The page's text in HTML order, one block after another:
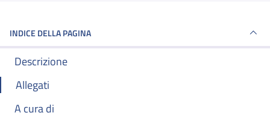
INDICE DELLA PAGINA
Descrizione
Allegati
A cura di